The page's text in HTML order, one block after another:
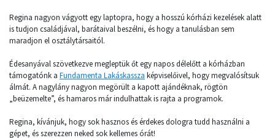
Regina nagyon vágyott egy laptopra, hogy a hosszú kórházi kezelések alatt
is tudjon családjával, barátaival beszélni, és hogy a tanulásban sem
maradjon el osztálytársaitól.
Édesanyával szövetkezve megleptük őt egy napos délelőtt a kórházban
támogatónk a Fundamenta Lakáskassza képviselőivel, hogy megvalósítsuk
álmát. A nagylány nagyon megörült a kapott ajándéknak, rögtön
„beüzemelte”, és hamaros már indulhattak is rajta a programok.
Regina, kívánjuk, hogy sok hasznos és érdekes dologra tudd használni a
gépet, és szerezzen neked sok kellemes órát!